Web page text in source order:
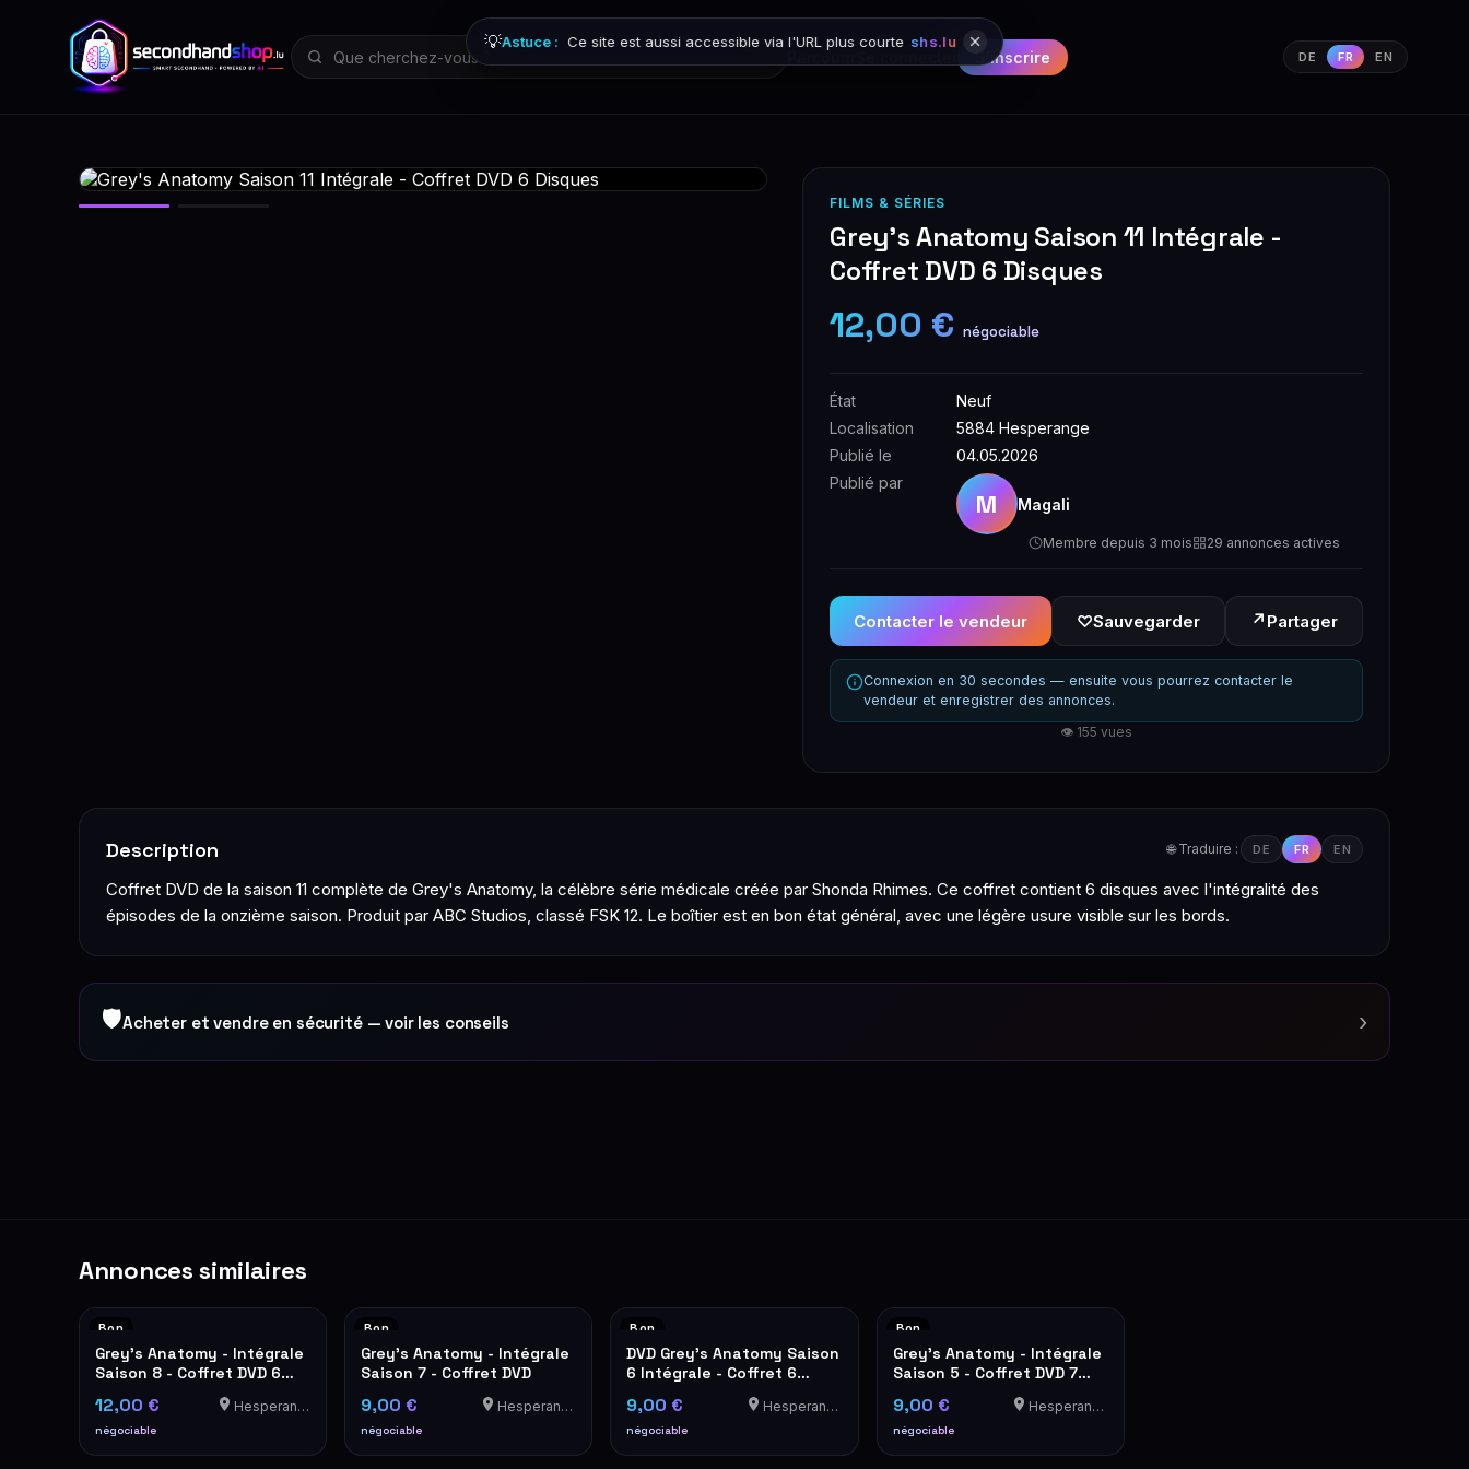
S'inscrire DE FR EN
💡Astuce : Ce site est aussi accessible via l'URL plus courte shs.lu
FILMS & SÉRIES
Grey's Anatomy Saison 11 Intégrale -
Coffret DVD 6 Disques
12,00 € négociable
État
Neuf
Localisation
5884 Hesperange
Publié le
04.05.2026
Publié par
M Magali
Membre depuis 3 mois 29 annonces actives
Contacter le vendeur ♡Sauvegarder ↗ Partager
Connexion en 30 secondes — ensuite vous pourrez contacter le
vendeur et enregistrer des annonces.
👁 155 vues
Description 🌐 Traduire : DE FR EN
Coffret DVD de la saison 11 complète de Grey's Anatomy, la célèbre série médicale créée par Shonda Rhimes. Ce coffret contient 6 disques avec l'intégralité des
épisodes de la onzième saison. Produit par ABC Studios, classé FSK 12. Le boîtier est en bon état général, avec une légère usure visible sur les bords.
🛡Acheter et vendre en sécurité — voir les conseils ›
Annonces similaires
Bon
Grey's Anatomy - Intégrale
Saison 8 - Coffret DVD 6
12,00 €
négociable
Hesperange
Bon
Grey's Anatomy - Intégrale
Saison 7 - Coffret DVD
9,00 €
négociable
Hesperange
Bon
DVD Grey's Anatomy Saison
6 Intégrale - Coffret 6
9,00 €
négociable
Hesperange
Bon
Grey's Anatomy - Intégrale
Saison 5 - Coffret DVD 7
9,00 €
négociable
Hesperange